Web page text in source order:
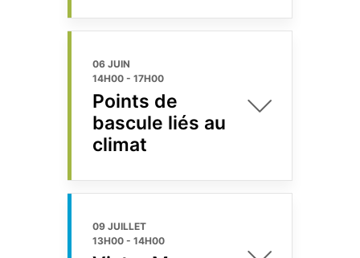
06 JUIN
14H00 - 17H00
Points de
bascule liés au
climat
09 JUILLET
13H00 - 14H00